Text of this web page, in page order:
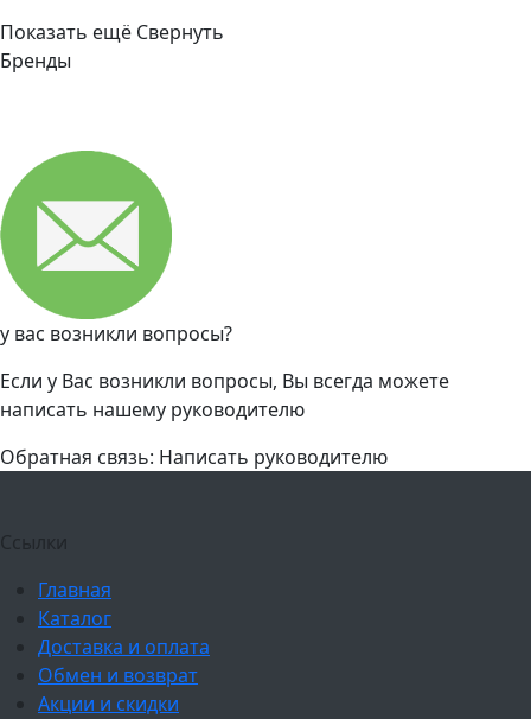
Показать ещё Свернуть
Бренды
у вас возникли вопросы?
Если у Вас возникли вопросы, Вы всегда можете
написать нашему руководителю
Обратная связь: Написать руководителю
Ссылки
Главная
Каталог
Доставка и оплата
Обмен и возврат
Акции и скидки